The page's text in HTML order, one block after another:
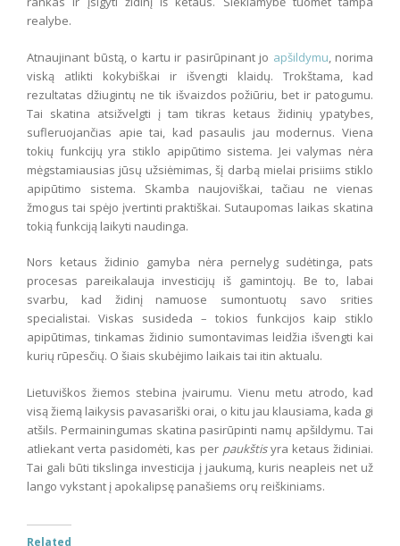
realybe.
Atnaujinant būstą, o kartu ir pasirūpinant jo apšildymu, norima
viską atlikti kokybiškai ir išvengti klaidų. Trokštama, kad
rezultatas džiugintų ne tik išvaizdos požiūriu, bet ir patogumu.
Tai skatina atsižvelgti į tam tikras ketaus židinių ypatybes,
sufleruojančias apie tai, kad pasaulis jau modernus. Viena
tokių funkcijų yra stiklo apipūtimo sistema. Jei valymas nėra
mėgstamiausias jūsų užsiėmimas, šį darbą mielai prisiims stiklo
apipūtimo sistema. Skamba naujoviškai, tačiau ne vienas
žmogus tai spėjo įvertinti praktiškai. Sutaupomas laikas skatina
tokią funkciją laikyti naudinga.
Nors ketaus židinio gamyba nėra pernelyg sudėtinga, pats
procesas pareikalauja investicijų iš gamintojų. Be to, labai
svarbu, kad židinį namuose sumontuotų savo srities
specialistai. Viskas susideda – tokios funkcijos kaip stiklo
apipūtimas, tinkamas židinio sumontavimas leidžia išvengti kai
kurių rūpesčių. O šiais skubėjimo laikais tai itin aktualu.
Lietuviškos žiemos stebina įvairumu. Vienu metu atrodo, kad
visą žiemą laikysis pavasariški orai, o kitu jau klausiama, kada gi
atšils. Permainingumas skatina pasirūpinti namų apšildymu. Tai
atliekant verta pasidomėti, kas per paukštisyra ketaus židiniai.
Tai gali būti tikslinga investicija į jaukumą, kuris neapleis net už
lango vykstant į apokalipsę panašiems orų reiškiniams.
Related